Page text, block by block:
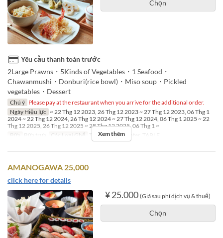
Chọn
Yêu cầu thanh toán trước
2Large Prawns・5Kinds of Vegetables・1 Seafood・
Chawanmushi・Donburi(rice bowl)・Miso soup・Pickled
vegetables・Dessert
Chú ý Please pay at the restaurant when you arrive for the additional order.
Ngày Hiệu lực ~ 22 Thg 12 2023, 26 Thg 12 2023 ~ 27 Thg 12 2023, 06 Thg 1
2024 ~ 22 Thg 12 2024, 26 Thg 12 2024 ~ 27 Thg 12 2024, 06 Thg 1 2025 ~ 22
Thg 12 2025, 26 Thg 12 2025 ~ 28 Thg 12 2025, 06 Thg 1 ~
Bữa
Bữa trưa Các Loại Ghế TEMPURA Counter, TABLE
Xem thêm
AMANOGAWA 25,000
click here for details
¥ 25.000 (Giá sau phí dịch vụ & thuế)
Chọn